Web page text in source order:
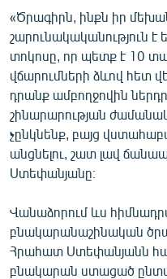
«Ծրագիրն, ինքն իր
շարունակականություն է
տոկոսը, որ պետք է 10
վճարումների ձևով հետ
դրանք ամբողջովին
շինարարության
չընկնենք, բայց
անցնելու, շատ լավ
Ստեփանյանը։
Վանաձորում ևս
բնակարանաշինական
Հրահատ Ստեփանյանն
բնակարան ստացած